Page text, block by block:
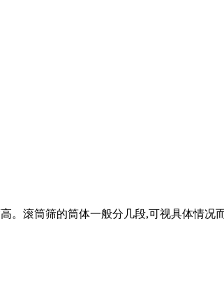
滚筒筛的筒体一般分几段,可视具体情况